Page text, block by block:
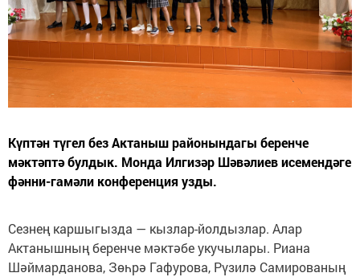
Күптән түгел без Актаныш районындагы беренче
мәктәптә булдык. Монда Илгизәр Шәвәлиев исемендәге
фәнни-гамәли конференция узды.
Сезнең каршыгызда — кызлар-йолдызлар. Алар
Актанышның беренче мәктәбе укучылары. Риана
Шәймарданова, Зөһрә Гафурова, Рүзилә Самированың